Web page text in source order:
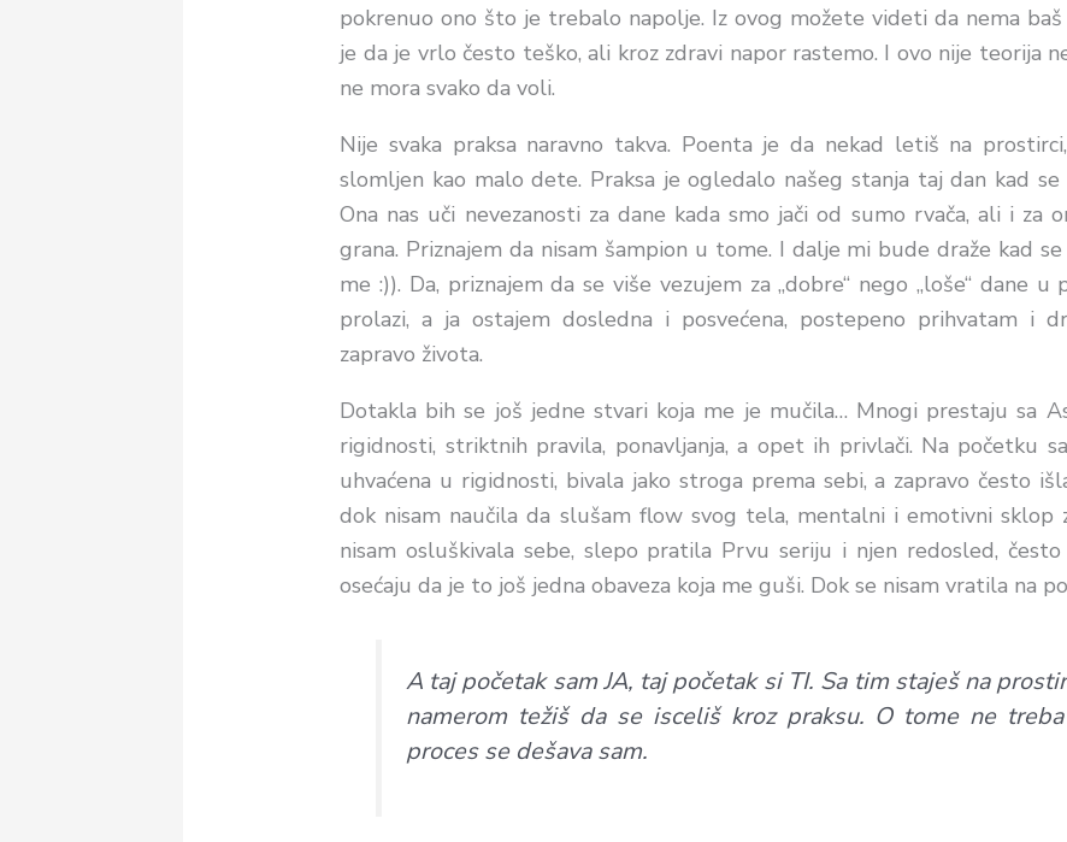
pokrenuoono što je trebalo napolje. Iz ovog možete videti da nema baš
je da je vrlo često teško, ali kroz zdravi napor rastemo. I ovo nije teorija
ne mora svako da voli.
Nije svaka praksa naravno takva. Poenta je da nekad letiš na
slomljen kao malo dete. Praksa je ogledalo našeg stanja taj dan kad se
Ona nas uči nevezanosti za dane kada smo jači od sumo rvača, ali i za
grana. Priznajem da nisam šampion u tome. I dalje mi bude draže kad
me :)). Da, priznajem da se više vezujem za „dobre“ nego „loše“ dane u
prolazi, a ja ostajem dosledna i posvećena, postepeno prihvatam i
zapravo života.
Dotakla bih se još jedne stvari koja me je mučila… Mnogi prestaju sa
rigidnosti, striktnih pravila, ponavljanja, a opet ih privlači. Na početku
uhvaćena u rigidnosti, bivala jako stroga prema sebi, a zapravo često
dok nisam naučila da slušam flow svog tela, mentalni i emotivni sklop
nisam osluškivala sebe, slepo pratila Prvu seriju i njen redosled,
osećaju da je to još jedna obaveza koja me guši. Dok se nisam vratila na
A taj početak sam JA, taj početak si TI. Sa tim staješ na
namerom težiš da se isceliš kroz praksu. O tome ne
proces se dešava sam.